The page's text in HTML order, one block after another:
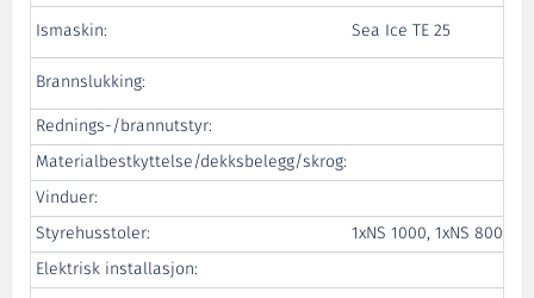
Ismaskin:
Sea Ice TE 25
Brannslukking:
Rednings-/brannutstyr:
Materialbestkyttelse/dekksbelegg/skrog:
Vinduer:
Styrehusstoler:
1xNS 1000, 1xNS 800
Elektrisk installasjon: